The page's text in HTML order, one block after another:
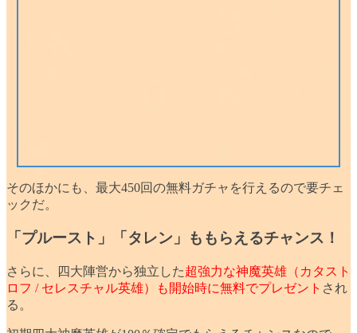
そのほかにも、最大450回の無料ガチャを行えるので要チェ
ックだ。
「プルースト」「タレン」ももらえるチャンス！
さらに、四大陣営から独立した超強力な神魔英雄（カタスト
ロフ / セレスチャル英雄）も開始時に無料でプレゼント され
る。